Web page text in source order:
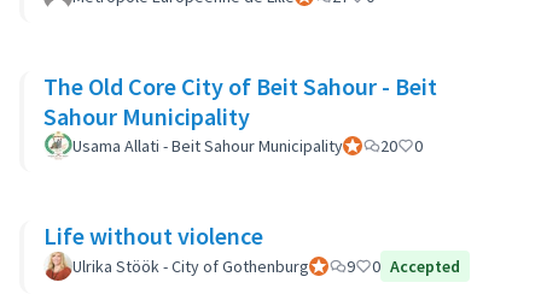
The Old Core City of Beit Sahour - Beit
Sahour Municipality
Usama Allati - Beit Sahour MunicipalityParticipante oficial
20 0
Life without violence
Ulrika Stöök - City of GothenburgParticipante oficial
9 0 Accepted